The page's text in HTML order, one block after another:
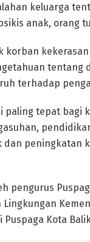
keluarga
anak, orang
korban
tentang
terhadap
paling tepat
dan peningkatan
pengurus
Kota